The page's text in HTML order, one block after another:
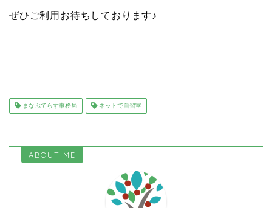
ぜひご利用お待ちしております♪
まなぶてらす事務局 ネットで自習室
ABOUT ME